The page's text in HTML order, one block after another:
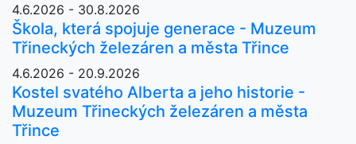
4.6.2026 - 30.8.2026
Škola, která spojuje generace - Muzeum
Třineckých železáren a města Třince
4.6.2026 - 20.9.2026
Kostel svatého Alberta a jeho historie -
Muzeum Třineckých železáren a města
Třince